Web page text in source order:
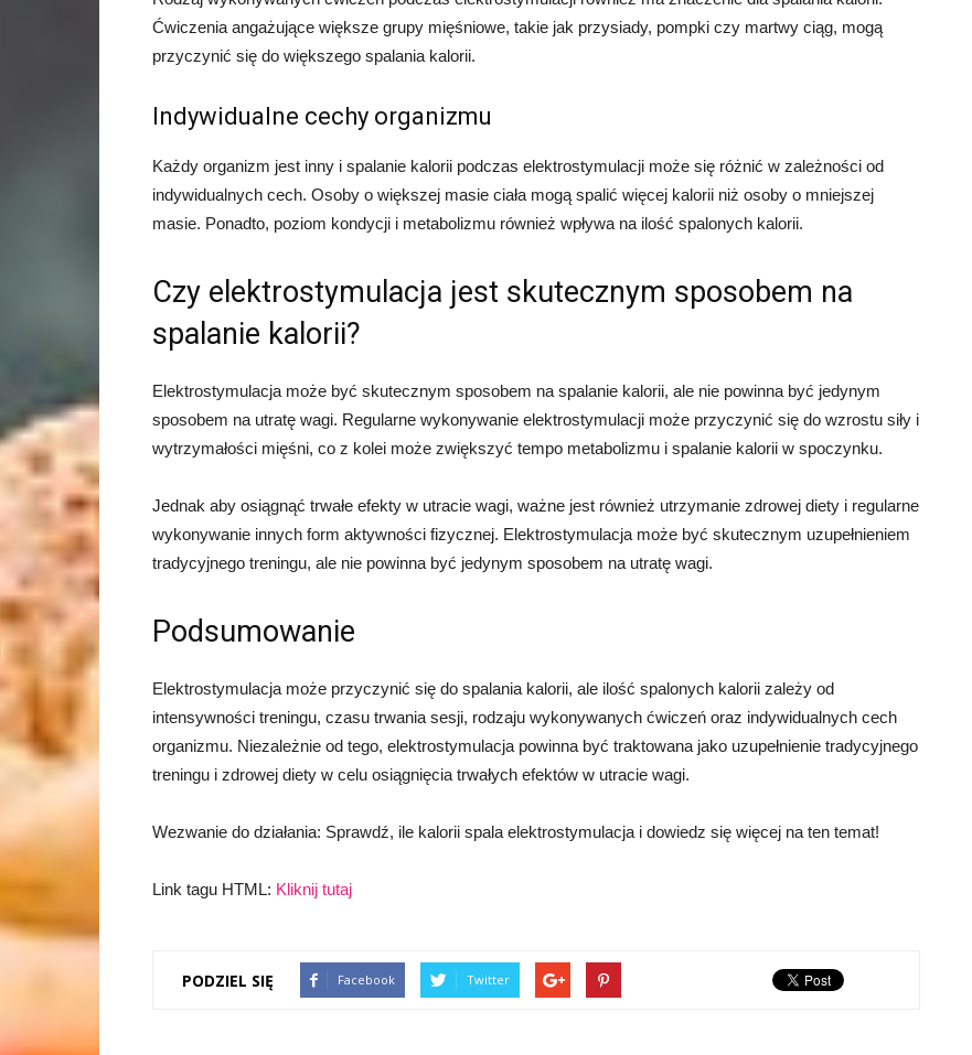
Ćwiczenia angażujące większe grupy mięśniowe, takie jak przysiady, pompki czy martwy ciąg, mogą
przyczynić się do większego spalania kalorii.
Indywidualne cechy organizmu
Każdy organizm jest inny i spalanie kalorii podczas elektrostymulacji może się różnić w zależności od
indywidualnych cech. Osoby o większej masie ciała mogą spalić więcej kalorii niż osoby o mniejszej
masie. Ponadto, poziom kondycji i metabolizmu również wpływa na ilość spalonych kalorii.
Czy elektrostymulacja jest skutecznym sposobem na
spalanie kalorii?
Elektrostymulacja może być skutecznym sposobem na spalanie kalorii, ale nie powinna być jedynym
sposobem na utratę wagi. Regularne wykonywanie elektrostymulacji może przyczynić się do wzrostu siły i
wytrzymałości mięśni, co z kolei może zwiększyć tempo metabolizmu i spalanie kalorii w spoczynku.
Jednak aby osiągnąć trwałe efekty w utracie wagi, ważne jest również utrzymanie zdrowej diety i regularne
wykonywanie innych form aktywności fizycznej. Elektrostymulacja może być skutecznym uzupełnieniem
tradycyjnego treningu, ale nie powinna być jedynym sposobem na utratę wagi.
Podsumowanie
Elektrostymulacja może przyczynić się do spalania kalorii, ale ilość spalonych kalorii zależy od
intensywności treningu, czasu trwania sesji, rodzaju wykonywanych ćwiczeń oraz indywidualnych cech
organizmu. Niezależnie od tego, elektrostymulacja powinna być traktowana jako uzupełnienie tradycyjnego
treningu i zdrowej diety w celu osiągnięcia trwałych efektów w utracie wagi.
Wezwanie do działania: Sprawdź, ile kalorii spala elektrostymulacja i dowiedz się więcej na ten temat!
Link tagu HTML: Kliknij tutaj
PODZIEL SIĘ Facebook Twitter